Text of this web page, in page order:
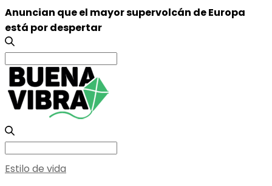
Anuncian que el mayor supervolcán de Europa
está por despertar
Search
for:
Search
Estilo de vida